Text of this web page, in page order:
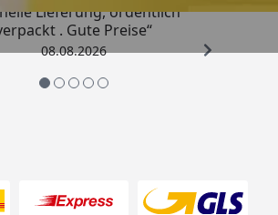
Lieferung, ordentlich
. Gute Preise“
08.08.2026